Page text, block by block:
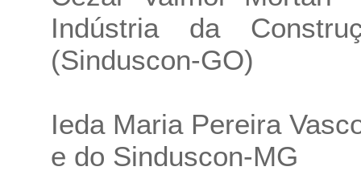
Indústria da
(Sinduscon-GO)
Ieda Maria Pereira
e do Sinduscon-MG